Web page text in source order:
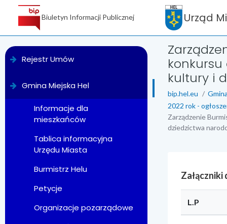
Biuletyn Informacji Publicznej
Rejestr Umów
Gmina Miejska Hel
Informacje dla
mieszkańców
Tablica informacyjna
Urzędu Miasta
Burmistrz Helu
Petycje
Organizacje pozarządowe
Urząd
kultury i
bip.hel.eu
2022 rok -
Zarządzenie
dziedzictwa
Załączniki
L.P